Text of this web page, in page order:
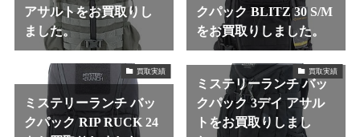
アサルトをお買取りし
ました。
クパック BLITZ 30 S/M
をお買取りしました。
買取実績
ミステリーランチ バッ
クパック RIP RUCK 24
買取実績
ミステリーランチ バッ
クパック 3デイ アサル
トをお買取りしまし